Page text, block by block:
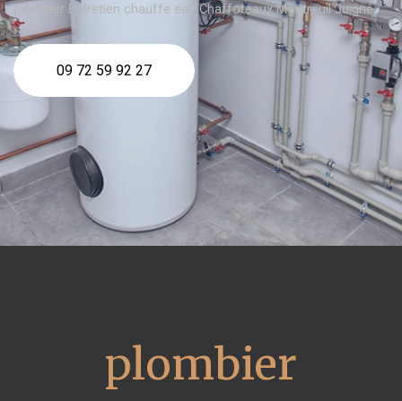
plombier Entretien chauffe eau Chaffoteaux Montreuil Juigné
09 72 59 92 27
plombier